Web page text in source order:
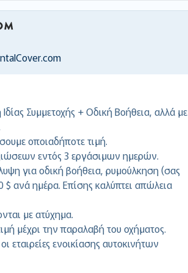
Συμμετοχής + Οδική Βοήθεια, αλλά με
οποιαδήποτε τιμή.
εντός 3 εργάσιμων ημερών.
για οδική βοήθεια, ρυμούλκηση (σας
$ ανά ημέρα. Επίσης καλύπτει απώλεια
με ατύχημα.
μέχρι την παραλαβή του οχήματος.
εταιρείες ενοικίασης αυτοκινήτων